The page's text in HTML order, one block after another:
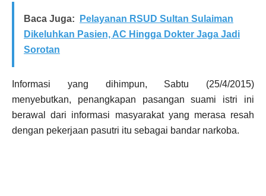
Baca Juga:
Pelayanan RSUD Sultan Sulaiman
Dikeluhkan Pasien, AC Hingga Dokter Jaga Jadi
Sorotan
Informasi yang dihimpun, Sabtu (25/4/2015)
menyebutkan, penangkapan pasangan suami istri ini
berawal dari informasi masyarakat yang merasa resah
dengan pekerjaan pasutri itu sebagai bandar narkoba.